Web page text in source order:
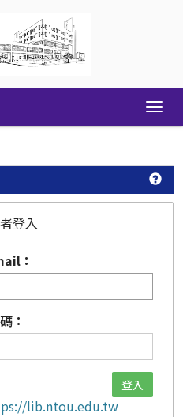
登入
：
：
lib.ntou.edu.tw